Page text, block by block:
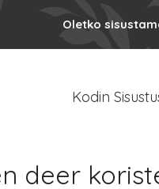
Oletko
Kodin
deer